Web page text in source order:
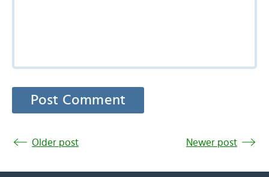
Older post Newer post